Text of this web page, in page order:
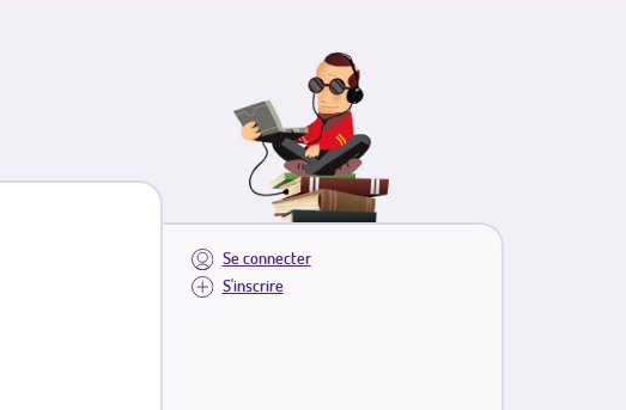
Se connecter
S'inscrire